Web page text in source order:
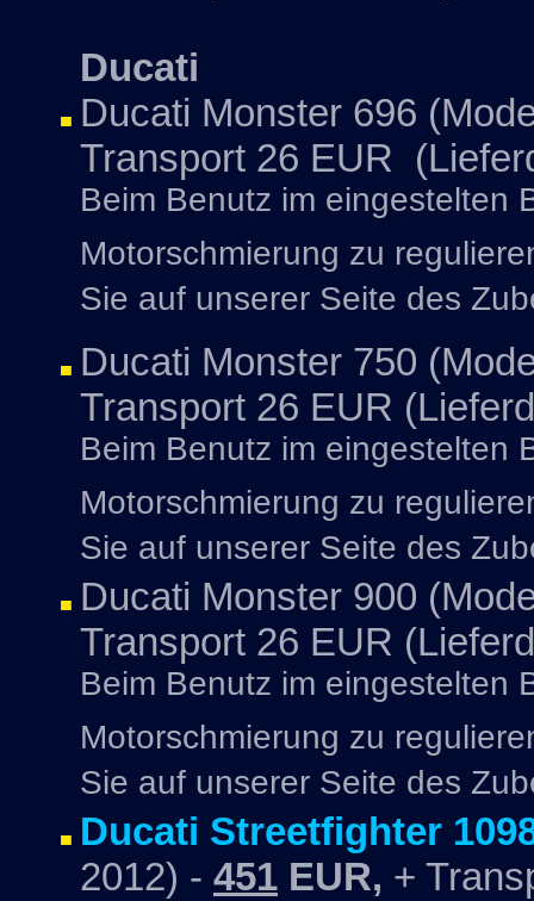
Ducati
Ducati Monster 696
Transport 26 EUR
Beim Benutz im eingestelten
Motorschmierung zu
Sie auf unserer Seite des
Ducati Monster 750
Transport 26 EUR
Beim Benutz im eingestelten
Motorschmierung zu
Sie auf unserer Seite des
Ducati Monster 900
Transport 26 EUR
Beim Benutz im eingestelten
Motorschmierung zu
Sie auf unserer Seite des
Ducati Streetfighter
2012) - 451 EUR, +